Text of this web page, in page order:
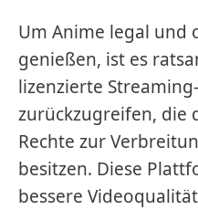
Um Anime legal und
genießen, ist es
lizenzierte
zurückzugreifen, die
Rechte zur
besitzen. Diese
bessere